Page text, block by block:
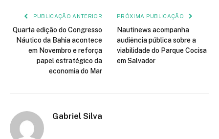
PUBLICAÇÃO ANTERIOR
Quarta edição do Congresso
Náutico da Bahia acontece
em Novembro e reforça
papel estratégico da
economia do Mar
PRÓXIMA PUBLICAÇÃO
Nautinews acompanha
audiência pública sobre a
viabilidade do Parque Cocisa
em Salvador
Gabriel Silva